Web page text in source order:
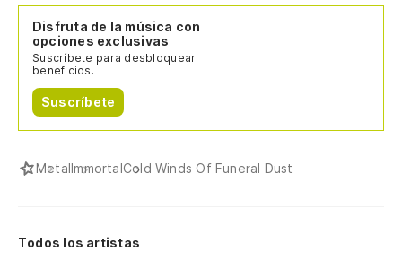
Disfruta de la música con
opciones exclusivas
Suscríbete para desbloquear
beneficios.
Suscríbete
MetalImmortalCold Winds Of Funeral Dust
Todos los artistas